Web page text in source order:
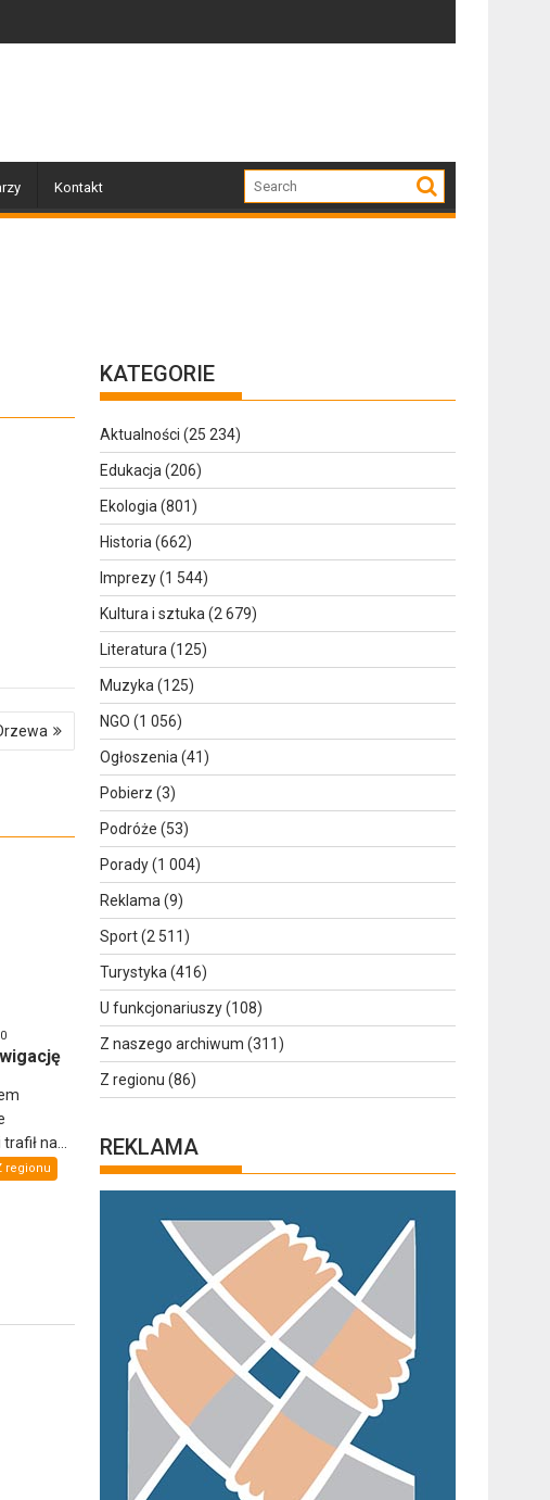
Kontakt
0
na...
regionu
KATEGORIE
Aktualności (25 234)
Edukacja (206)
Ekologia (801)
Historia (662)
Imprezy(1 544)
Kultura i sztuka (2 679)
Literatura (125)
Muzyka (125)
NGO (1 056)
Ogłoszenia (41)
Pobierz (3)
Podróże (53)
Porady(1 004)
Reklama (9)
Sport(2 511)
Turystyka (416)
U funkcjonariuszy(108)
Z naszego archiwum (311)
Z regionu (86)
REKLAMA